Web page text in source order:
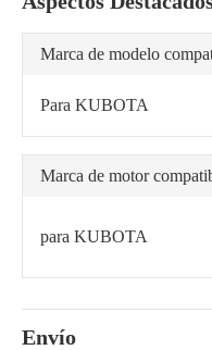
Marca de modelo
Para KUBOTA
Marca de motor
para KUBOTA
Envío